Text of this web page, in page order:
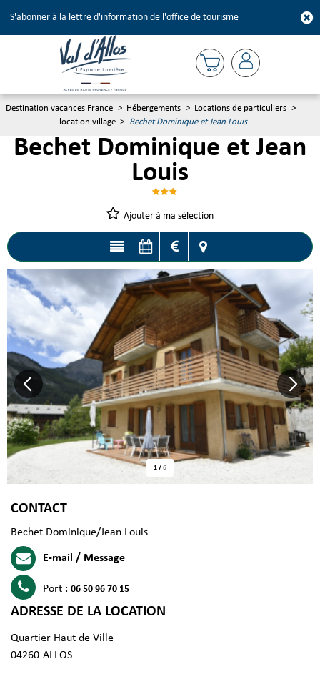
S'abonner à la lettre d'information de l'office de tourisme
Destination vacances France > Hébergements > Locations de particuliers >
location village > Bechet Dominique et Jean Louis
Bechet Dominique et Jean
Louis
Ajouter à ma sélection
1/6
CONTACT
Bechet Dominique/Jean Louis
E-mail / Message
Port : 06 50 96 70 15
ADRESSE DE LA LOCATION
Quartier Haut de Ville
04260 ALLOS